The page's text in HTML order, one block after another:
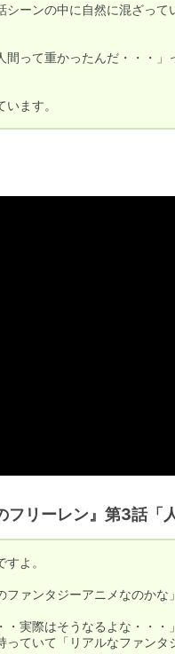
ーンの中に自然に混ざっ
って重かったんだ・・・
ます。
フリーレン』第3話「
よ。
ァンタジーアニメなのかな
実際はそうなるよな・・
ていて「リアルなファン